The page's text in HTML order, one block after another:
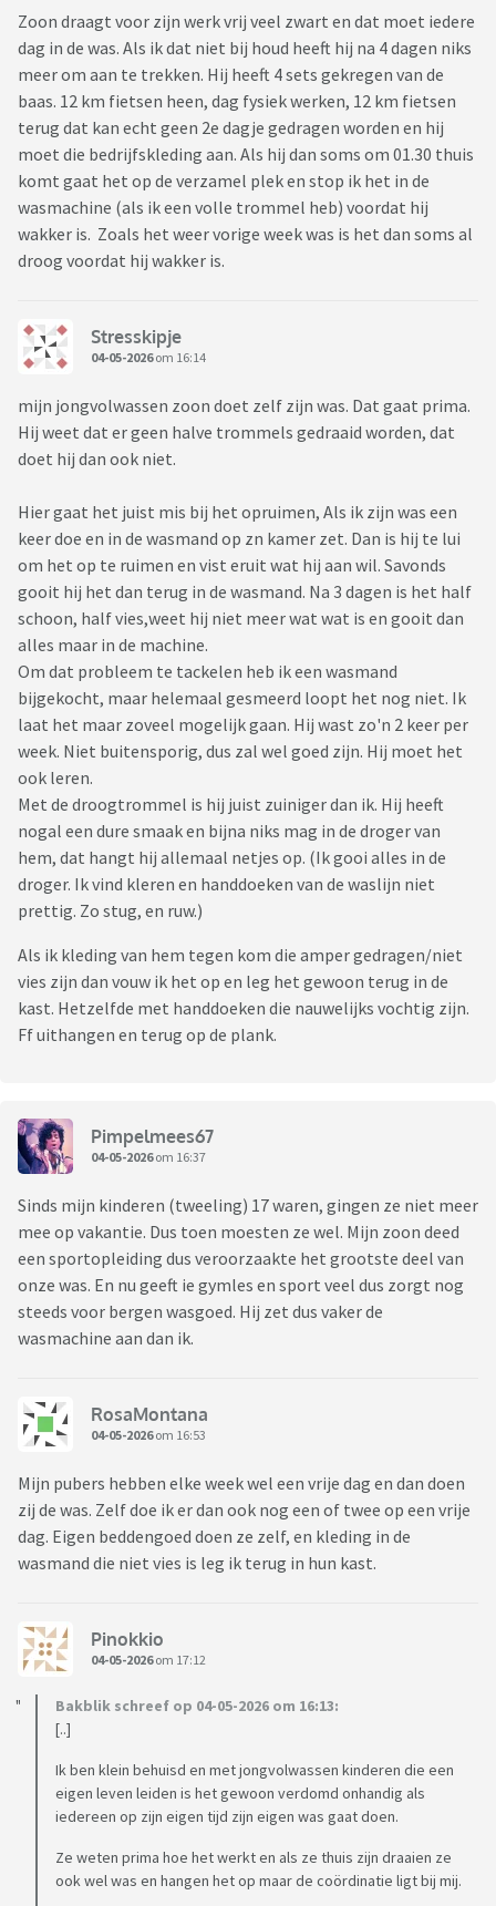
Zoon draagt voor zijn werk vrij veel zwart en dat moet iedere
dag in de was. Als ik dat niet bij houd heeft hij na 4 dagen niks
meer om aan te trekken. Hij heeft 4 sets gekregen van de
baas. 12 km fietsen heen, dag fysiek werken, 12 km fietsen
terug dat kan echt geen 2e dagje gedragen worden en hij
moet die bedrijfskleding aan. Als hij dan soms om 01.30 thuis
komt gaat het op de verzamel plek en stop ik het in de
wasmachine (als ik een volle trommel heb) voordat hij
wakker is. Zoals het weer vorige week was is het dan soms al
droog voordat hij wakker is.
Stresskipje
04-05-2026om 16:14
mijn jongvolwassen zoon doet zelf zijn was. Dat gaat prima.
Hij weet dat er geen halve trommels gedraaid worden, dat
doet hij dan ook niet.
Hier gaat het juist mis bij het opruimen, Als ik zijn was een
keer doe en in de wasmand op zn kamer zet. Dan is hij te lui
om het op te ruimen en vist eruit wat hij aan wil. Savonds
gooit hij het dan terug in de wasmand. Na 3 dagen is het half
schoon, half vies,weet hij niet meer wat wat is en gooit dan
alles maar in de machine.
Om dat probleem te tackelen heb ik een wasmand
bijgekocht, maar helemaal gesmeerd loopt het nog niet. Ik
laat het maar zoveel mogelijk gaan. Hij wast zo'n 2 keer per
week. Niet buitensporig, dus zal wel goed zijn. Hij moet het
ook leren.
Met de droogtrommel is hij juist zuiniger dan ik. Hij heeft
nogal een dure smaak en bijna niks mag in de droger van
hem, dat hangt hij allemaal netjes op. (Ik gooi alles in de
droger. Ik vind kleren en handdoeken van de waslijn niet
prettig. Zo stug, en ruw.)
Als ik kleding van hem tegen kom die amper gedragen/niet
vies zijn dan vouw ik het op en leg het gewoon terug in de
kast. Hetzelfde met handdoeken die nauwelijks vochtig zijn.
Ff uithangen en terug op de plank.
Pimpelmees67
04-05-2026om 16:37
Sinds mijn kinderen (tweeling) 17 waren, gingen ze niet meer
mee op vakantie. Dus toen moesten ze wel. Mijn zoon deed
een sportopleiding dus veroorzaakte het grootste deel van
onze was. En nu geeft ie gymles en sport veel dus zorgt nog
steeds voor bergen wasgoed. Hij zet dus vaker de
wasmachine aan dan ik.
RosaMontana
04-05-2026om 16:53
Mijn pubers hebben elke week wel een vrije dag en dan doen
zij de was. Zelf doe ik er dan ook nog een of twee op een vrije
dag. Eigen beddengoed doen ze zelf, en kleding in de
wasmand die niet vies is leg ik terug in hun kast.
Pinokkio
04-05-2026om 17:12
Bakblik schreef op 04-05-2026 om 16:13:
[..]
Ik ben klein behuisd en met jongvolwassen kinderen die een
eigen leven leiden is het gewoon verdomd onhandig als
iedereen op zijn eigen tijd zijn eigen was gaat doen.
Ze weten prima hoe het werkt en als ze thuis zijn draaien ze
ook wel was en hangen het op maar de coördinatie ligt bij mij.